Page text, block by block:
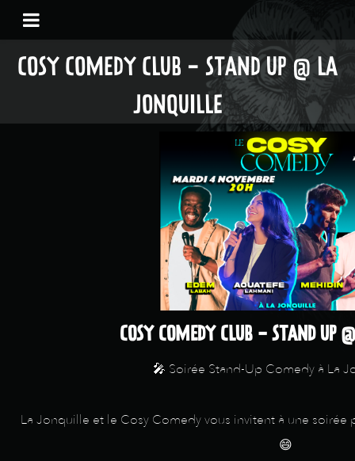
COSY COMEDY CLUB - STAND UP @ LA
JONQUILLE
COSY COMEDY CLUB - STAND UP
🎤 Soirée Stand-Up Comedy à La
La Jonquille et le Cosy Comedy vous invitent à une
😄